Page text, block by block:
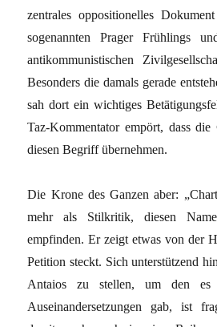
zentrales oppositionelles
sogenannten Prager Frühlings
antikommunistischen
Besonders die damals gerade
sah dort ein wichtiges
Taz-Kommentator empört, dass die
diesen Begriff übernehmen.
Die Krone des Ganzen aber:
mehr als Stilkritik, diesen
empfinden. Er zeigt etwas von der
Petition steckt. Sich unterstützend
Antaios zu stellen, um den es
Auseinandersetzungen gab, ist